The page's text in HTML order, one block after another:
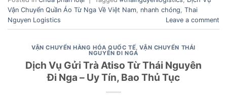
Vận Chuyển Quần Áo Từ Nga Về Việt Nam nhanh chóng Thai
Nguyen Logistics
Leave a comment
VẬN CHUYỂN HÀNG HÓA QUỐC TẾ,VẬN CHUYỂN THÁI
NGUYÊN ĐI NGA
Dịch Vụ Gửi Trà Atiso Từ Thái Nguyên
Đi Nga – Uy Tín, Bao Thủ Tục